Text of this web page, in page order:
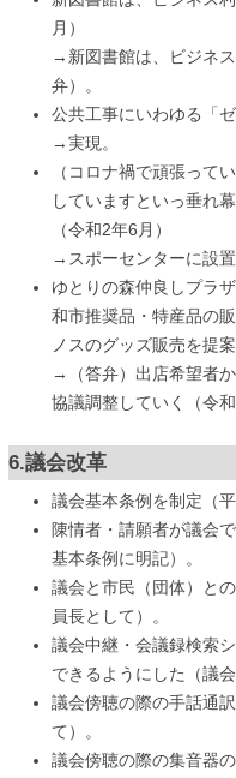
月）
→新図書館は、ビジネ
弁）。
公共工事にいわゆる「
→実現。
（コロナ禍で頑張って
していますといっ垂れ
（令和2年6月）
→スポーセンターに設置
ゆとりの森仲良しプラ
和市推奨品・特産品の
ノスのグッズ販売を提案
→（答弁）出店希望者
協議調整していく（令和
6.議会改革
議会基本条例を制定（平
陳情者・請願者が議会
基本条例に明記）。
議会と市民（団体）と
員長として）。
議会中継・会議録検索
できるようにした（議
議会傍聴の際の手話通
て）。
議会傍聴の際の集音器